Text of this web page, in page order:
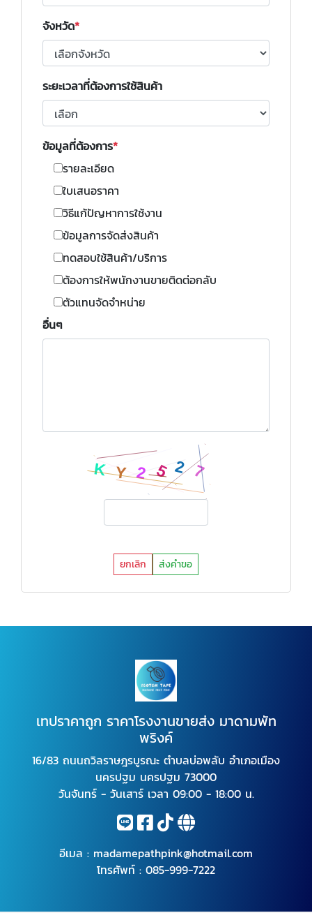
จังหวัด
ระยะเวลาที่ต้องการใช้สินค้า
ข้อมูลที่ต้องการ
รายละเอียด
ใบเสนอราคา
วิธีแก้ปัญหาการใช้งาน
ข้อมูลการจัดส่งสินค้า
ทดสอบใช้สินค้า/บริการ
ต้องการให้พนักงานขายติดต่อกลับ
ตัวแทนจัดจำหน่าย
อื่นๆ
ยกเลิก ส่งคำขอ
เทปราคาถูก ราคาโรงงานขายส่ง มาดามพัท
พริงค์
16/83 ถนนถวิลราษฎรบูรณะ ตำบลบ่อพลับ อำเภอเมือง
นครปฐม นครปฐม 73000
วันจันทร์ - วันเสาร์ เวลา 09:00 - 18:00 น.
อีเมล : madamepathpink@hotmail.com
โทรศัพท์ : 085-999-7222